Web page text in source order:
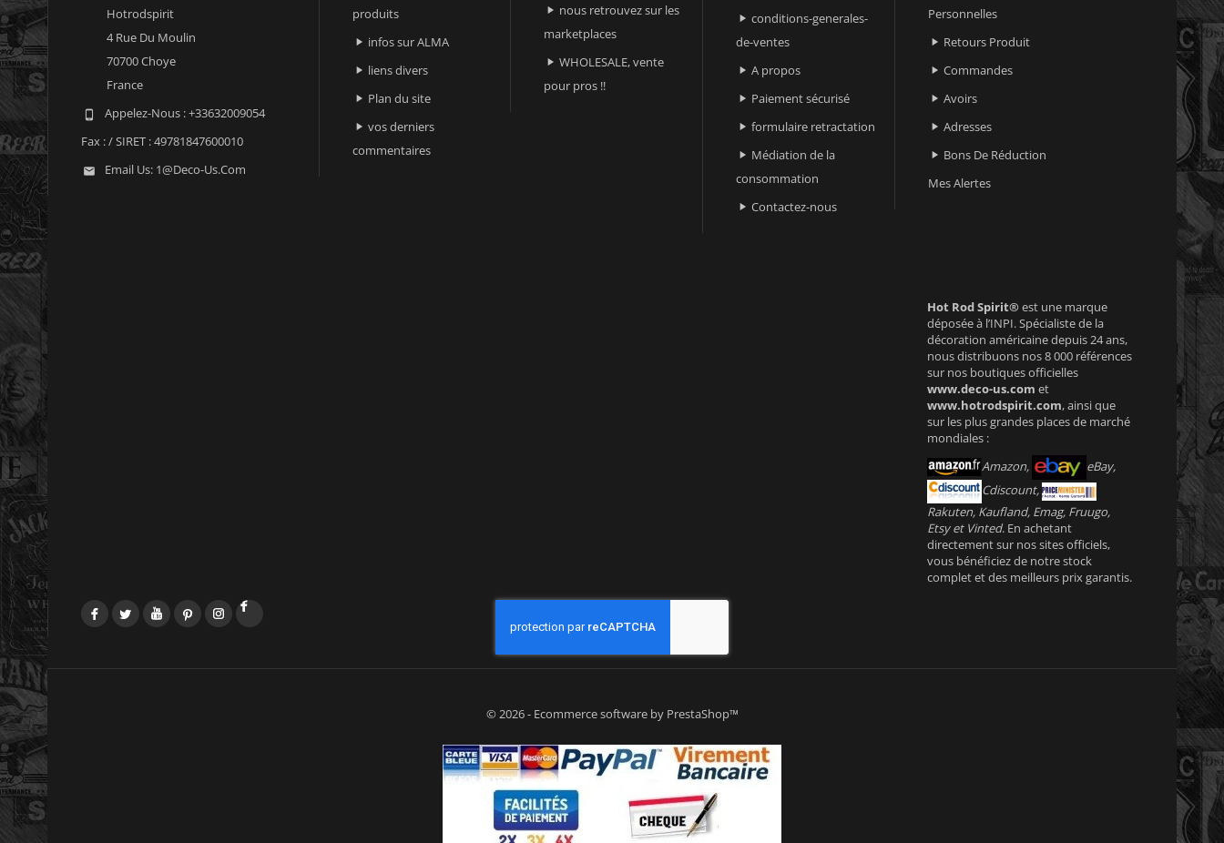
Hotrodspirit
4 Rue Du Moulin
70700 Choye
France
 Appelez-Nous :+33632009054
Fax :/ SIRET : 49781847600010
 Email Us: 1@deco-Us.com
produits
 infos sur ALMA
 liens divers
 Plan du site
 vos derniers
commentaires
 nous retrouvez sur les
marketplaces
 WHOLESALE, vente
pour pros !!
 conditions-generales-
de-ventes
 A propos
 Paiement sécurisé
 formulaire retractation
 Médiation de la
consommation
 Contactez-nous
Personnelles
 Retours Produit
 Commandes
 Avoirs
 Adresses
 Bons De Réduction
Mes Alertes
Hot Rod Spirit®est une marque
déposée à l’INPI. Spécialiste de la
décoration américaine depuis 24 ans,
nous distribuons nos 8 000 références
sur nos boutiques officielles
www.deco-us.com et
www.hotrodspirit.com, ainsi que
sur les plus grandes places de marché
mondiales :
Amazon,
eBay,
Cdiscount,
Rakuten, Kaufland, Emag, Fruugo,
Etsy et Vinted. En achetant
directement sur nos sites officiels,
vous bénéficiez de notre stock
complet et des meilleurs prix garantis.
FacebookTwitterYouTubePinterestInstagram
© 2026 - Ecommerce software by PrestaShop™